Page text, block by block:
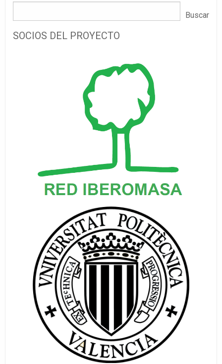
Buscar
SOCIOS DEL PROYECTO